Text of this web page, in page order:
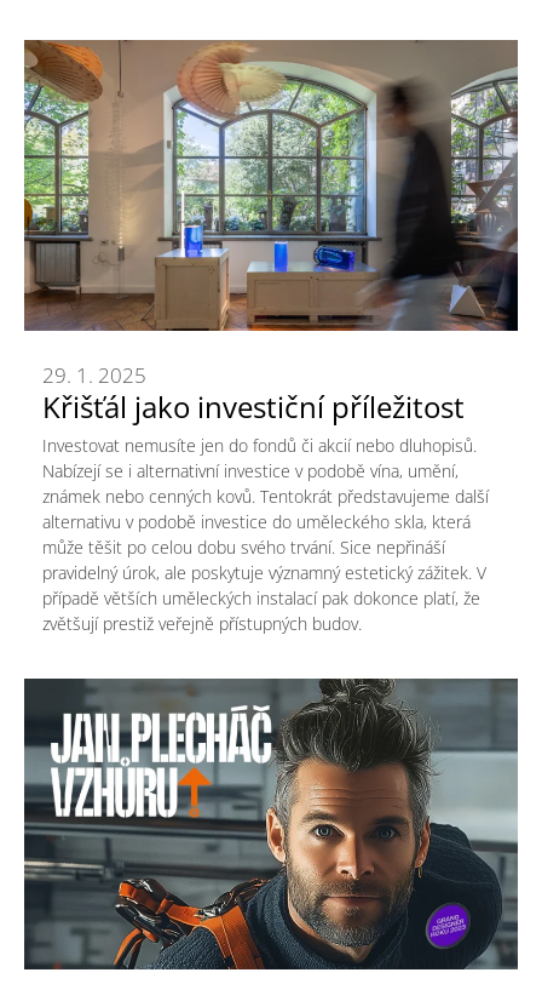
Křišťál jako investiční příležitost
29. 1. 2025
Investovat nemusíte jen do fondů či akcií nebo dluhopisů.
Nabízejí se i alternativní investice v podobě vína, umění,
známek nebo cenných kovů. Tentokrát představujeme další
alternativu v podobě investice do uměleckého skla, která
může těšit po celou dobu svého trvání. Sice nepřináší
pravidelný úrok, ale poskytuje významný estetický zážitek. V
případě větších uměleckých instalací pak dokonce platí, že
zvětšují prestiž veřejně přístupných budov.